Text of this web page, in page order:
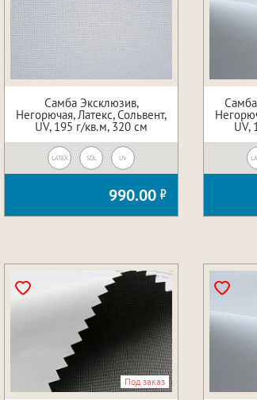
Самба Эксклюзив,
Негорючая, Латекс, Сольвент,
UV, 195 г/кв.м, 320 см
LATEX SOL UV
990.00
UV,
Под заказ